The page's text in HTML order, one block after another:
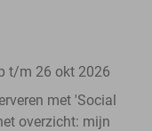
t/m 26 okt 2026
met 'Social
overzicht: mijn